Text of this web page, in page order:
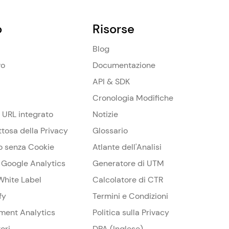
integrato
della Privacy
senza Cookie
Analytics
Label
Analytics
Risorse
Blog
Documentazione
API & SDK
Cronologia Modifiche
Notizie
Glossario
Atlante dell'Analisi
Generatore di UTM
Calcolatore di CTR
Termini e Condizioni
Politica sulla Privacy